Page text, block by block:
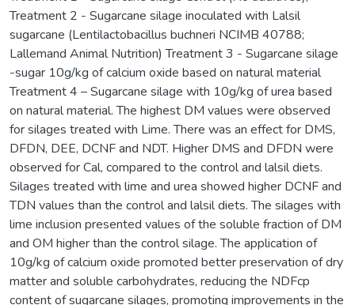
Treatment 2 - Sugarcane silage inoculated with Lalsil
sugarcane (Lentilactobacillus buchneri NCIMB 40788;
Lallemand Animal Nutrition) Treatment 3 - Sugarcane silage
-sugar 10g/kg of calcium oxide based on natural material
Treatment 4 – Sugarcane silage with 10g/kg of urea based
on natural material. The highest DM values were observed
for silages treated with Lime. There was an effect for DMS,
DFDN, DEE, DCNF and NDT. Higher DMS and DFDN were
observed for Cal, compared to the control and lalsil diets.
Silages treated with lime and urea showed higher DCNF and
TDN values than the control and lalsil diets. The silages with
lime inclusion presented values of the soluble fraction of DM
and OM higher than the control silage. The application of
10g/kg of calcium oxide promoted better preservation of dry
matter and soluble carbohydrates, reducing the NDFcp
content of sugarcane silages, promoting improvements in the